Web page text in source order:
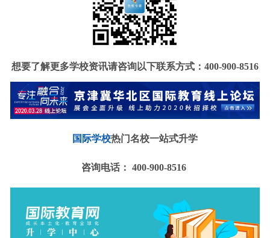
想要了解更多学校资讯请咨询以下联系方式： 400-900-8516
国际学校热门名校一站式升学
咨询电话： 400-900-8516